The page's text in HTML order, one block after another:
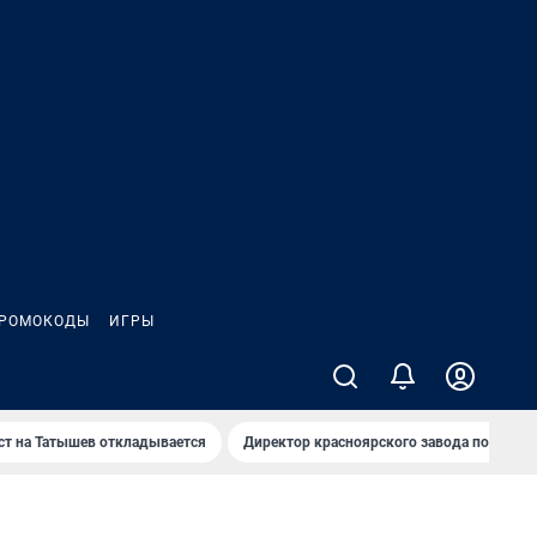
ИГРЫ
на Татышев откладывается Директор красноярского завода под